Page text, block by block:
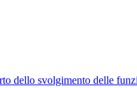
dello svolgimento delle